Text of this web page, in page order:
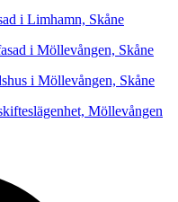
i Limhamn, Skåne
i Möllevången, Skåne
i Möllevången, Skåne
Möllevången